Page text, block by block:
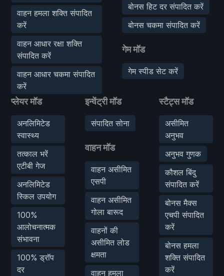
वाहन हमला शक्ति संपादित
करें
वाहन आधार रक्षा शक्ति
संपादित करें
वाहन आधार चकमा संपादित
करें
बोनस हिट दर संपादित करें
बोनस चकमा संपादित करें
गेम मॉड
गेम स्पीड सेट करें
प्लेयर मॉड
अनलिमिटेड
स्वास्थ्य
तत्काल भरें
एटीबी गेज
अनलिमिटेड
स्किल उपयोग
100%
आलोचनात्मक
संभावना
100% ड्रॉप
दर
इन्वेंट्री मॉड
संपादित सोना
वाहन मॉड
वाहन असीमित
एसपी
वाहन असीमित
गोला बारूद
वाहनों की
असीमित लोड
क्षमता
वाहन हमला
स्टैट्स मॉड
असीमित
अनुभव
अनुभव गुणक
कौशल बिंदु
संपादित करें
बोनस मैक्स
एचपी संपादित
करें
बोनस हमला
शक्ति संपादित
करें